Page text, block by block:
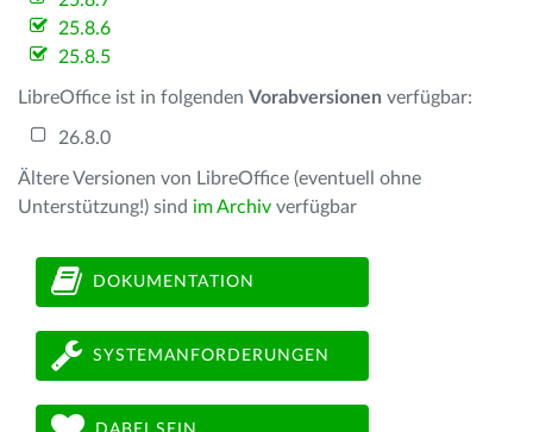
25.8.6
25.8.5
LibreOffice ist in folgenden Vorabversionen verfügbar:
26.8.0
Ältere Versionen von LibreOffice (eventuell ohne
Unterstützung!) sind im Archiv verfügbar
DOKUMENTATION
SYSTEMANFORDERUNGEN